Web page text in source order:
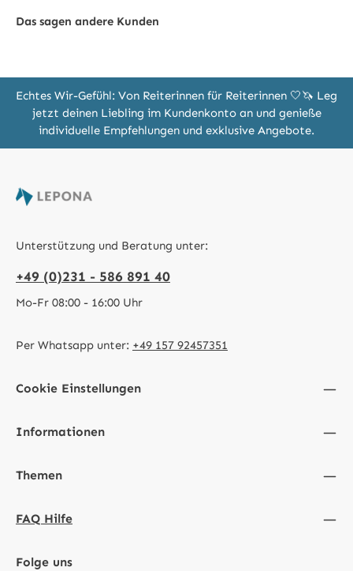
Das sagen andere Kunden
Echtes Wir-Gefühl: Von Reiterinnen für Reiterinnen 🤍🦄 Leg
jetzt deinen Liebling im Kundenkonto an und genieße
individuelle Empfehlungen und exklusive Angebote.
Unterstützung und Beratung unter:
+49 (0)231 - 586 891 40
Mo-Fr 08:00 - 16:00 Uhr
Per Whatsapp unter: +49 157 92457351
Cookie Einstellungen
Informationen
Themen
FAQ Hilfe
Folge uns